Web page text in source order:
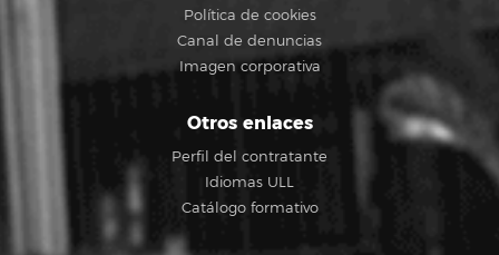
Política de cookies
Canal de denuncias
Imagen corporativa
Otros enlaces
Perfil del contratante
Idiomas ULL
Catálogo formativo